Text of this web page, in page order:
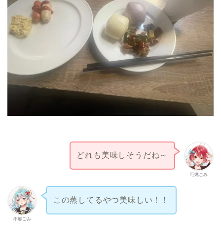
可燃ごみ
どれも美味しそうだね～
不燃ごみ
この蒸してるやつ美味しい！！